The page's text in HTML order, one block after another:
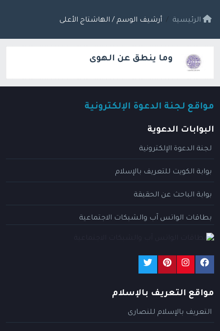
الرئيسية أرشيف الوسم / الهاشتاج الأعلى
وما ينطق عن الهوى
مواقع لجنة الدعوة الإلكترونية
البوابات الدعوية
لجنة الدعوة الإلكترونية
بوابة الكويت للتعريف بالإسلام
بوابة الباحث عن الحقيقة
بطاقات الواتس آب والشبكات الاجتماعية
مواقع التعريف بالإسلام
التعريف بالإسلام للنصارى